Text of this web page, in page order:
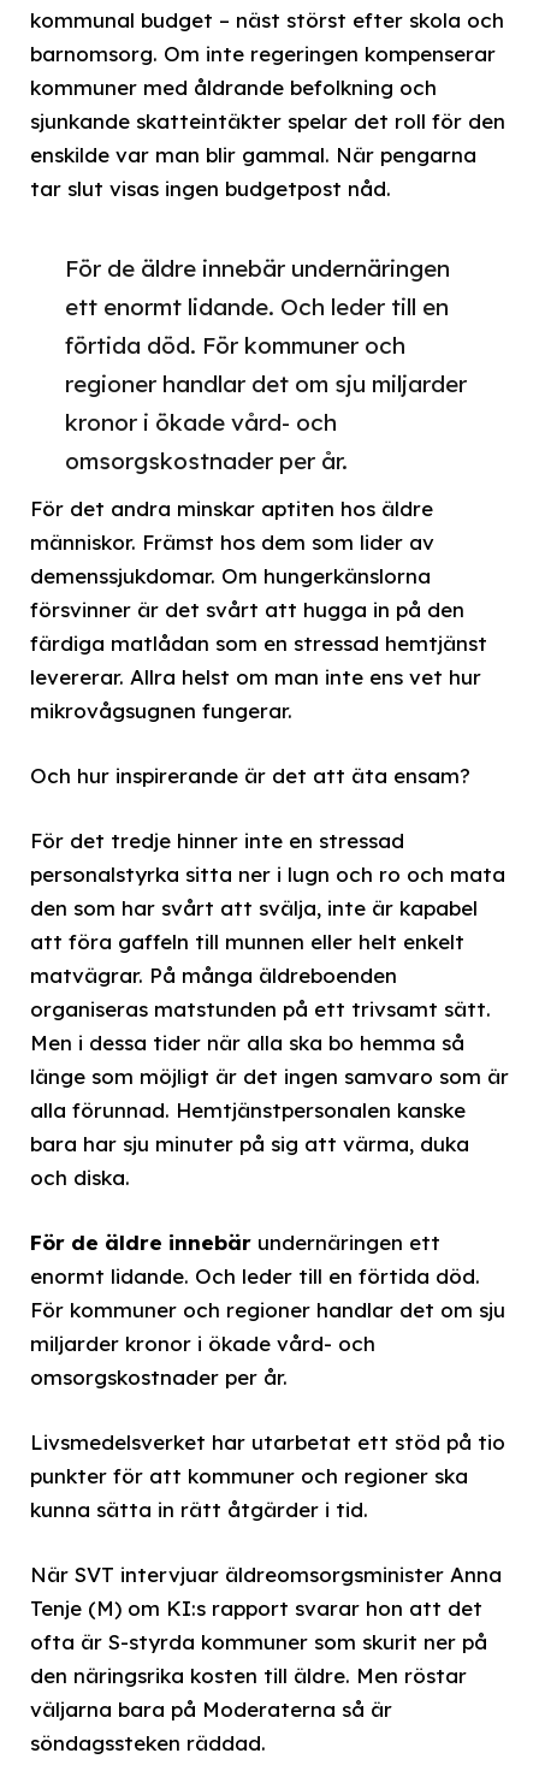
kommunal budget – näst störst efter skola och
barnomsorg. Om inte regeringen kompenserar
kommuner med åldrande befolkning och
sjunkande skatteintäkter spelar det roll för den
enskilde var man blir gammal. När pengarna
tar slut visas ingen budgetpost nåd.
För de äldre innebär undernäringen
ett enormt lidande. Och leder till en
förtida död. För kommuner och
regioner handlar det om sju miljarder
kronor i ökade vård- och
omsorgskostnader per år.
För det andra minskar aptiten hos äldre
människor. Främst hos dem som lider av
demenssjukdomar. Om hungerkänslorna
försvinner är det svårt att hugga in på den
färdiga matlådan som en stressad hemtjänst
levererar. Allra helst om man inte ens vet hur
mikrovågsugnen fungerar.
Och hur inspirerande är det att äta ensam?
För det tredje hinner inte en stressad
personalstyrka sitta ner i lugn och ro och mata
den som har svårt att svälja, inte är kapabel
att föra gaffeln till munnen eller helt enkelt
matvägrar. På många äldreboenden
organiseras matstunden på ett trivsamt sätt.
Men i dessa tider när alla ska bo hemma så
länge som möjligt är det ingen samvaro som är
alla förunnad. Hemtjänstpersonalen kanske
bara har sju minuter på sig att värma, duka
och diska.
För de äldre innebär undernäringen ett
enormt lidande. Och leder till en förtida död.
För kommuner och regioner handlar det om sju
miljarder kronor i ökade vård- och
omsorgskostnader per år.
Livsmedelsverket har utarbetat ett stöd på tio
punkter för att kommuner och regioner ska
kunna sätta in rätt åtgärder i tid.
När SVT intervjuar äldreomsorgsminister Anna
Tenje (M) om KI:s rapport svarar hon att det
ofta är S-styrda kommuner som skurit ner på
den näringsrika kosten till äldre. Men röstar
väljarna bara på Moderaterna så är
söndagssteken räddad.